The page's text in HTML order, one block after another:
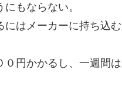
もならない。
はメーカーに持ち込
円かかるし、一週間は